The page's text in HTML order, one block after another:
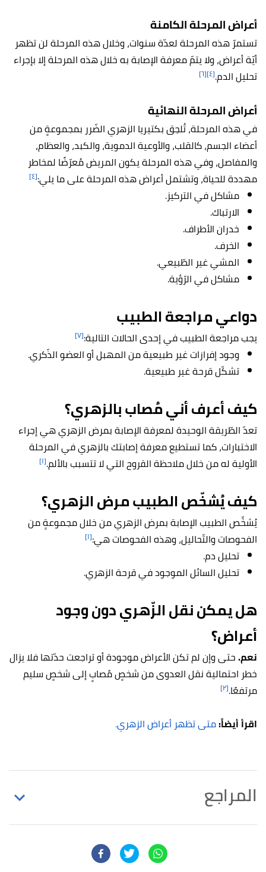
أعراض المرحلة الكامنة
تستمرّ هذه المرحلة لعدّة سنوات، وخلال هذه المرحلة لن تظهر
أيّة أعراض، ولا يتمّ معرفة الإصابة به خلال هذه المرحلة إلا بإجراء
تحليل الدم.[٤] [٦]
أعراض المرحلة النهائية
في هذه المرحلة، تُلحِق بكتيريا الزهري الضّرر بمجموعةٍ من
أعضاء الجسم، كالقلب، والأوعية الدموية، والكبد، والعظام،
والمفاصل، وفي هذه المرحلة يكون المريض مُعرّضًا لمخاطر
مهددة للحياة، وتشتمل أعراض هذه المرحلة على ما يلي:[٤]
مشاكل في التركيز.
الارتباك.
خدران الأطراف.
الخرف.
المشي غير الطّبيعي.
مشاكل في الرّؤية.
دواعي مراجعة الطبيب
يجب مراجعة الطبيب في إحدى الحالات التالية:[٧]
وجود إفرازات غير طبيعية من المهبل أو العضو الذّكري.
تشكّل قرحة غير طبيعية.
كيف أعرف أني مُصاب بالزهري؟
تعدّ الطّريقة الوحيدة لمعرفة الإصابة بمرض الزهري هي إجراء
الاختبارات، كما تستطيع معرفة إصابتك بالزهري في المرحلة
الأولية له من خلال ملاحظة القروح التي لا تتسبب بالألم.[١]
كيف يُشخّص الطبيب مرض الزهري؟
يُشخِّص الطبيب الإصابة بمرض الزهري من خلال مجموعةٍ من
الفحوصات والتّحاليل، وهذه الفحوصات هي:[١]
تحليل دم.
تحليل السائل الموجود في قرحة الزهري.
هل يمكن نقل الزّهري دون وجود
أعراض؟
نعم.حتى وإن لم تكن الأعراض موجودة أو تراجعت حدّتها فلا يزال
خطر احتمالية نقل العدوى من شخصٍ مُصابٍ إلى شخصٍ سليم
مرتفعًا.[٢]
اقرأ أيضاً:متى تظهر أعراض الزهري.
المراجع
Men) – CDC Fact Sheet" www.cdc.gov
18/8/2021. Edited.